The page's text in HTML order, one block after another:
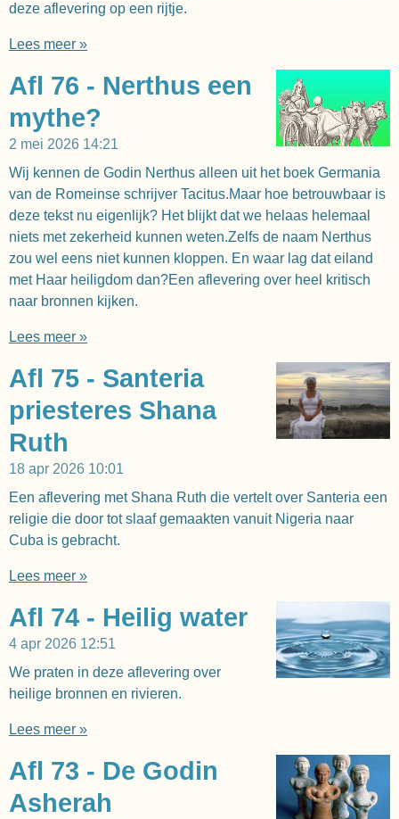
deze aflevering op een rijtje.
Lees meer »
Afl 76 - Nerthus een
mythe?
2 mei 2026 14:21
Wij kennen de Godin Nerthus alleen uit het boek Germania
van de Romeinse schrijver Tacitus.Maar hoe betrouwbaar is
deze tekst nu eigenlijk? Het blijkt dat we helaas helemaal
niets met zekerheid kunnen weten.Zelfs de naam Nerthus
zou wel eens niet kunnen kloppen. En waar lag dat eiland
met Haar heiligdom dan?Een aflevering over heel kritisch
naar bronnen kijken.
Lees meer »
Afl 75 - Santeria
priesteres Shana
Ruth
18 apr 2026 10:01
Een aflevering met Shana Ruth die vertelt over Santeria een
religie die door tot slaaf gemaakten vanuit Nigeria naar
Cuba is gebracht.
Lees meer »
Afl 74 - Heilig water
4 apr 2026 12:51
We praten in deze aflevering over
heilige bronnen en rivieren.
Lees meer »
Afl 73 - De Godin
Asherah